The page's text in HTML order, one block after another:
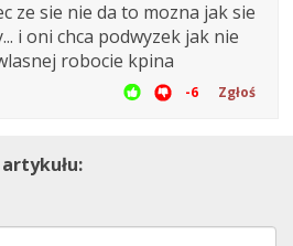
ze sie nie da to mozna jak sie
i oni chca podwyzek jak nie
robocie kpina
-6 Zgłoś